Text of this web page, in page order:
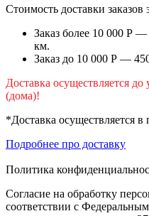
Стоимость доставки
Заказ более 10 000 Р
км.
Заказ до 10 000 Р —
Доставка осуществляется до
(дома)!
*Доставка осуществляется
Подробнее про доставку
Политика
Согласие на обработку
соответствии с